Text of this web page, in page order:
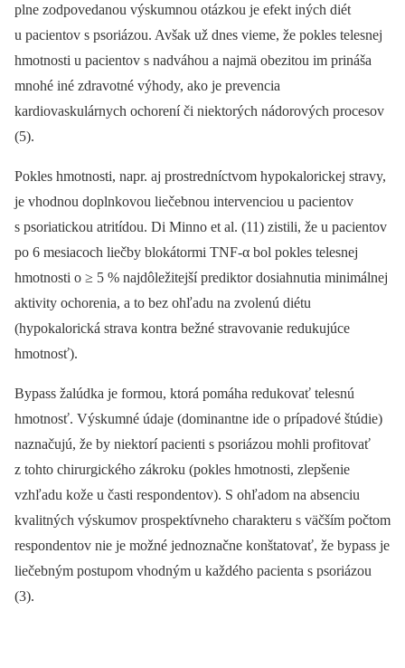
plne zodpovedanou výskumnou otázkou je efekt iných diét
u pacientov s psoriázou. Avšak už dnes vieme, že pokles telesnej
hmotnosti u pacientov s nadváhou a najmä obezitou im prináša
mnohé iné zdravotné výhody, ako je prevencia
kardiovaskulárnych ochorení či niektorých nádorových procesov
(5).
Pokles hmotnosti, napr. aj prostredníctvom hypokalorickej stravy,
je vhodnou doplnkovou liečebnou intervenciou u pacientov
s psoriatickou atritídou. Di Minno et al. (11) zistili, že u pacientov
po 6 mesiacoch liečby blokátormi TNF-α bol pokles telesnej
hmotnosti o ≥ 5 % najdôležitejší prediktor dosiahnutia minimálnej
aktivity ochorenia, a to bez ohľadu na zvolenú diétu
(hypokalorická strava kontra bežné stravovanie redukujúce
hmotnosť).
Bypass žalúdka je formou, ktorá pomáha redukovať telesnú
hmotnosť. Výskumné údaje (dominantne ide o prípadové štúdie)
naznačujú, že by niektorí pacienti s psoriázou mohli profitovať
z tohto chirurgického zákroku (pokles hmotnosti, zlepšenie
vzhľadu kože u časti respondentov). S ohľadom na absenciu
kvalitných výskumov prospektívneho charakteru s väčším počtom
respondentov nie je možné jednoznačne konštatovať, že bypass je
liečebným postupom vhodným u každého pacienta s psoriázou
(3).